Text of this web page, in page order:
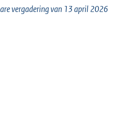
vergadering van 13 april 2026